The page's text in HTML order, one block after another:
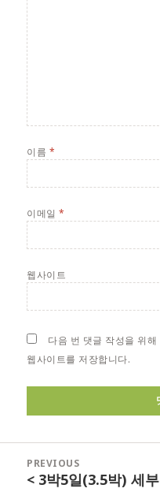
이름 *
이메일*
웹사이트
다음 번 댓글 작성을 위
웹사이트를 저장합니다.
PREVIOUS
Previous
< 3박5일(3.5박) 세